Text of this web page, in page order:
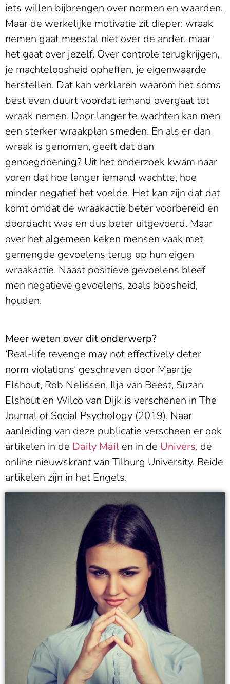
iets willen bijbrengen over normen en waarden.
Maar de werkelijke motivatie zit dieper: wraak
nemen gaat meestal niet over de ander, maar
het gaat over jezelf. Over controle terugkrijgen,
je machteloosheid opheffen, je eigenwaarde
herstellen. Dat kan verklaren waarom het soms
best even duurt voordat iemand overgaat tot
wraak nemen. Door langer te wachten kan men
een sterker wraakplan smeden. En als er dan
wraak is genomen, geeft dat dan
genoegdoening? Uit het onderzoek kwam naar
voren dat hoe langer iemand wachtte, hoe
minder negatief het voelde. Het kan zijn dat dat
komt omdat de wraakactie beter voorbereid en
doordacht was en dus beter uitgevoerd. Maar
over het algemeen keken mensen vaak met
gemengde gevoelens terug op hun eigen
wraakactie. Naast positieve gevoelens bleef
men negatieve gevoelens, zoals boosheid,
houden.
Meer weten over dit onderwerp?
‘Real-life revenge may not effectively deter
norm violations’ geschreven door Maartje
Elshout, Rob Nelissen, Ilja van Beest, Suzan
Elshout en Wilco van Dijk is verschenen in The
Journal of Social Psychology (2019). Naar
aanleiding van deze publicatie verscheen er ook
artikelen in de Daily Mail en in de Univers, de
online nieuwskrant van Tilburg University. Beide
artikelen zijn in het Engels.